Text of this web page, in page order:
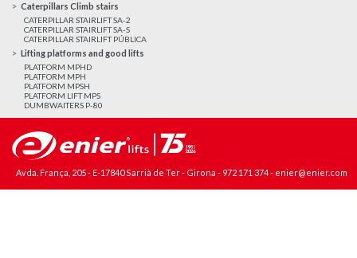
Caterpillars Climb stairs
CATERPILLAR STAIRLIFT SA-2
CATERPILLAR STAIRLIFT SA-S
CATERPILLAR STAIRLIFT PÚBLICA
Lifting platforms and good lifts
PLATFORM MPHD
PLATFORM MPH
PLATFORM MPSH
PLATFORM LIFT MPS
DUMBWAITERS P-80
Avda. França, 205 - E-17840 Sarrià de Ter - Girona - 972 171 374- enier@enier.com